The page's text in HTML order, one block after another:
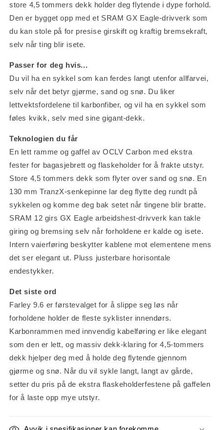
store 4,5 tommers dekk holder deg flytende i dype forhold.
Den er bygget opp med et SRAM GX Eagle-drivverk som
du kan stole på for presise girskift og kraftig bremsekraft,
selv når ting blir isete.
Passer for deg hvis...
Du vil ha en sykkel som kan ferdes langt utenfor allfarvei,
selv når det betyr gjørme, sand og snø. Du liker
lettvektsfordelene til karbonfiber, og vil ha en sykkel som
føles kvikk, selv med sine gigant-dekk.
Teknologien du får
En lett ramme og gaffel av OCLV Carbon med ekstra
fester for bagasjebrett og flaskeholder for å frakte utstyr.
Store 4,5 tommers dekk som flyter over sand og snø. En
130 mm TranzX-senkepinne lar deg flytte deg rundt på
sykkelen og komme deg bak setet når tingene blir bratte.
SRAM 12 girs GX Eagle arbeidshest-drivverk kan takle
giring og bremsing selv når forholdene er kalde og isete.
Intern vaierføring beskytter kablene mot elementene mens
det ser elegant ut. Pluss justerbare horisontale
endestykker.
Det siste ord
Farley 9.6 er førstevalget for å slippe seg løs når
forholdene holder de fleste syklister innendørs.
Karbonrammen med innvendig kabelføring er like elegant
som den er lett, og massiv dekk-klaring for 4,5-tommers
dekk hjelper deg med å holde deg flytende gjennom
gjørme og snø. Når du vil sykle langt, langt av gårde,
setter du pris på de ekstra flaskeholderfestene på gaffelen
for å laste opp mye utstyr.